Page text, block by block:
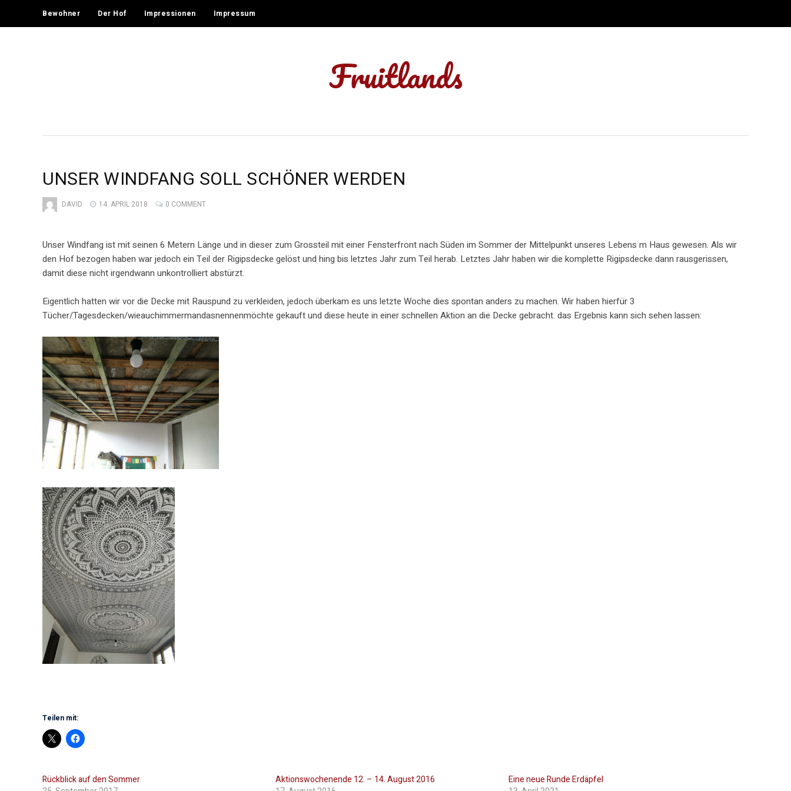
Bewohner Der Hof Impressionen Impressum
Fruitlands
UNSER WINDFANG SOLL SCHÖNER WERDEN
DAVID 14. APRIL 2018 0 COMMENT
Unser Windfang ist mit seinen 6 Metern Länge und in dieser zum Grossteil mit einer Fensterfront nach Süden im Sommer der Mittelpunkt unseres Lebens m Haus gewesen. Als wir
den Hof bezogen haben war jedoch ein Teil der Rigipsdecke gelöst und hing bis letztes Jahr zum Teil herab. Letztes Jahr haben wir die komplette Rigipsdecke dann rausgerissen,
damit diese nicht irgendwann unkontrolliert abstürzt.
Eigentlich hatten wir vor die Decke mit Rauspund zu verkleiden, jedoch überkam es uns letzte Woche dies spontan anders zu machen. Wir haben hierfür 3
Tücher/Tagesdecken/wieauchimmermandasnennenmöchte gekauft und diese heute in einer schnellen Aktion an die Decke gebracht. das Ergebnis kann sich sehen lassen:
Teilen mit:
Rückblick auf den Sommer
Aktionswochenende 12. – 14. August 2016
Eine neue Runde Erdäpfel